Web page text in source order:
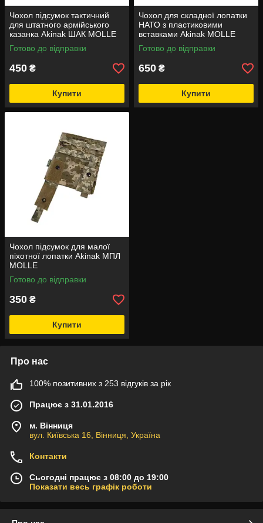
Чохол підсумок тактичний
для штатного армійського
казанка Akinak ШАК MOLLE
Готово до відправки
450 ₴
Купити
Чохол для складної лопатки
НАТО з пластиковими
вставками Akinak MOLLE
Готово до відправки
650 ₴
Купити
Чохол підсумок для малої
піхотної лопатки Akinak МПЛ
MOLLE
Готово до відправки
350 ₴
Купити
Про нас
100% позитивних з 253 відгуків за рік
Працює з 31.01.2016
м. Вінниця
вул. Київська 16, Вінниця, Україна
Контакти
Сьогодні працює з 08:00 до 19:00
Показати весь графік роботи